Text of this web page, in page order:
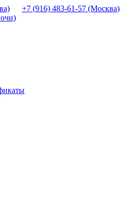
+7 (916) 483-61-57 (Москва)